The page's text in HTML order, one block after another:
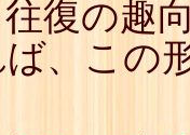
復の趣
ば、この